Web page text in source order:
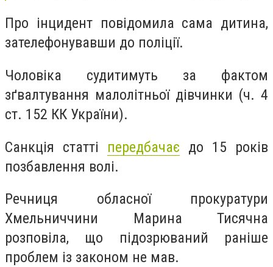
Про інцидент повідомила сама дитина,
зателефонувавши до поліції.
Чоловіка судитимуть за фактом
зґвалтування малолітньої дівчинки (ч. 4
ст. 152 КК України).
Санкція статті передбачає до 15 років
позбавлення волі.
Речниця обласної прокуратури
Хмельниччини Марина Тисячна
розповіла, що підозрюваний раніше
проблем із законом не мав.